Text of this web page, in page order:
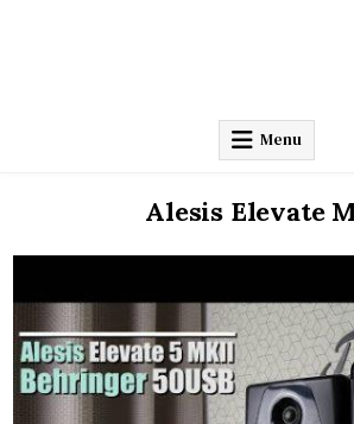
Menu
Alesis Elevate